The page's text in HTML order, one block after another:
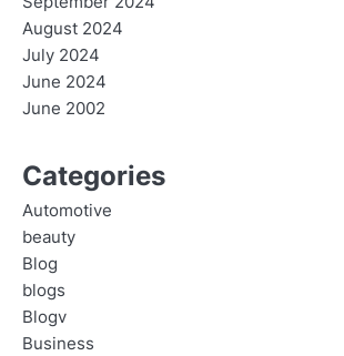
August 2024
July 2024
June 2024
June 2002
Categories
Automotive
beauty
Blog
blogs
Blogv
Business